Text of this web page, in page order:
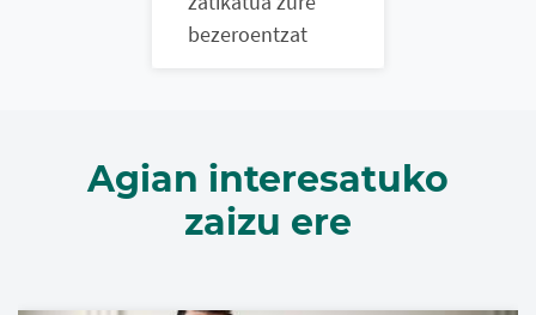
bezeroentzat
Agian interesatuko
zaizu ere